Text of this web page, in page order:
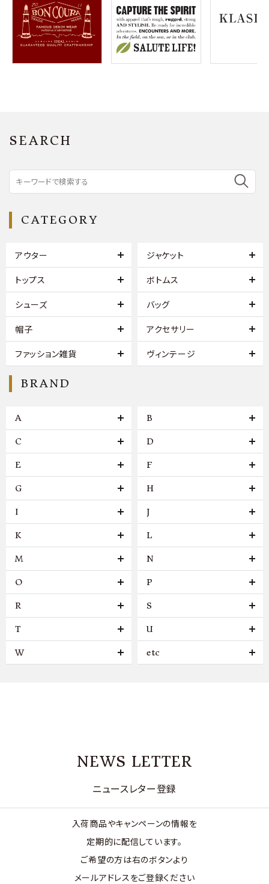
ようこそ ゲスト 様
meeting_room ログイン 会員登録
SEARCH
CATEGORY
アウター ジャケット
トップス ボトムス
シューズ バッグ
帽子 アクセサリー
ファッション雑貨 ヴィンテージ
BRAND
A B
C D
E F
G H
I J
K L
M N
O P
R S
T U
W etc
NEWS LETTER
ニュースレター登録
入荷商品やキャンペーンの情報を
定期的に配信しています。
ご希望の方は右のボタンより
メールアドレスをご登録ください